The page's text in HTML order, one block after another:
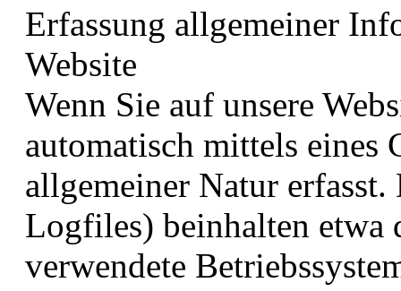
Erfassung allgemeiner
Website
Wenn Sie auf unsere
automatisch mittels eines
allgemeiner Natur
Logfiles) beinhalten etwa
verwendete